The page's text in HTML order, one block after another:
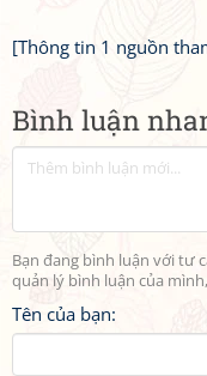
Bình luận
Bạn đang bình luận với tư
quản lý bình luận của
Tên của bạn:
[Thông tin 1 nguồn